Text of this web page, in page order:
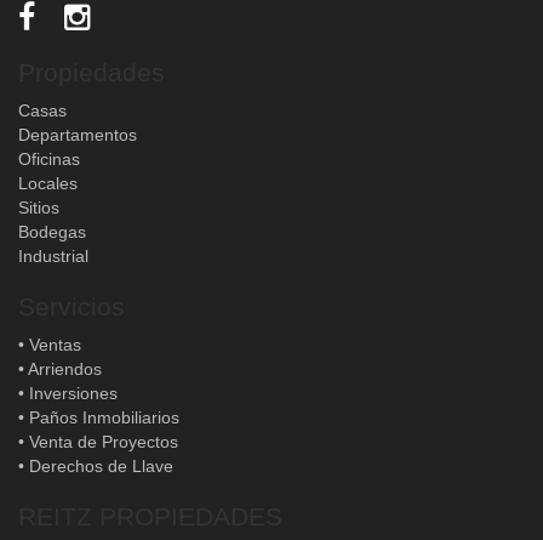
Casas
Departamentos
Oficinas
Locales
Sitios
Bodegas
Industrial
• Ventas
• Arriendos
• Inversiones
• Paños Inmobiliarios
• Venta de Proyectos
• Derechos de Llave